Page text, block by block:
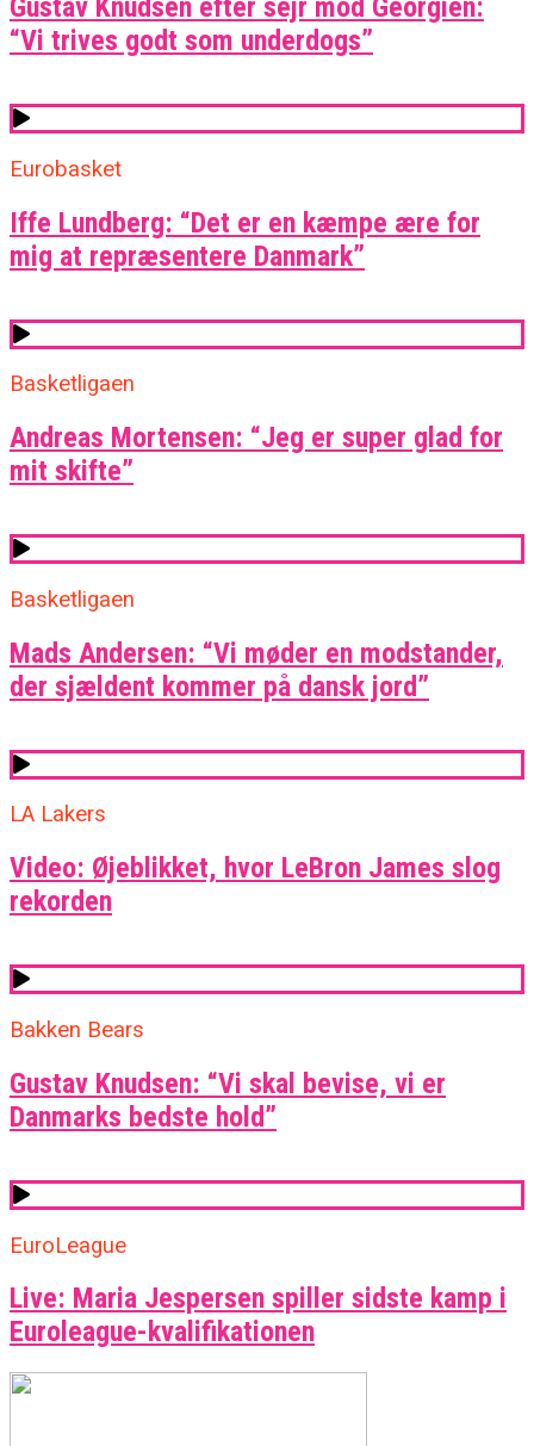
Gustav Knudsen efter sejr mod Georgien:
“Vi trives godt som underdogs”
Eurobasket
Iffe Lundberg: “Det er en kæmpe ære for
mig at repræsentere Danmark”
Basketligaen
Andreas Mortensen: “Jeg er super glad for
mit skifte”
Basketligaen
Mads Andersen: “Vi møder en modstander,
der sjældent kommer på dansk jord”
LA Lakers
Video: Øjeblikket, hvor LeBron James slog
rekorden
Bakken Bears
Gustav Knudsen: “Vi skal bevise, vi er
Danmarks bedste hold”
EuroLeague
Live: Maria Jespersen spiller sidste kamp i
Euroleague-kvalifikationen